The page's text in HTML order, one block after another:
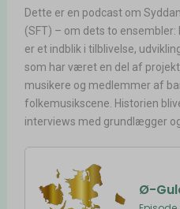
Dette er en podcast om
(SFT) – om dets to ensembler:
er et indblik i tilblivelse,
som har været en del af
musikere og medlemmer af
folkemusikscene. Historien
interviews med grundlægger